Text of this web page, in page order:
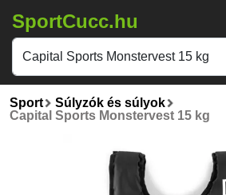
SportCucc.hu
Sport
Súlyzók és súlyok
Capital Sports Monstervest 15 kg